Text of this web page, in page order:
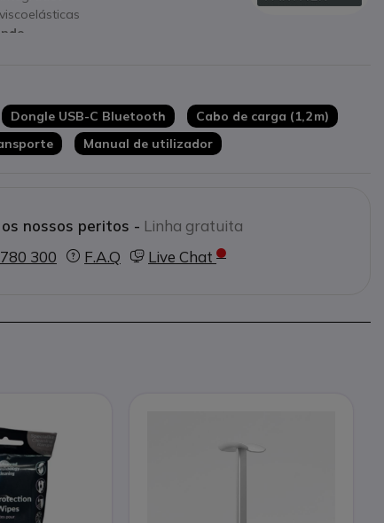
carga rápida em 15 min
Dongle USB-C Bluetooth
Cabo de carga (1,2 m)
Manual de utilizador
nossos peritos - Linha gratuita
300
F.A.Q Live Chat